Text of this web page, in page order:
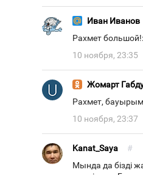
Иван Иванов
Рахмет
10 ноября, 23:35
Жомарт
Рахмет,
10 ноября, 23:37
Kanat_Saya #
Мында да бізді